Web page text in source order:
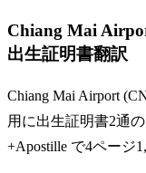
Chiang Mai
出生証明書翻訳
Chiang Mai Airport
用に出生証明書2通
+Apostille で4ページ